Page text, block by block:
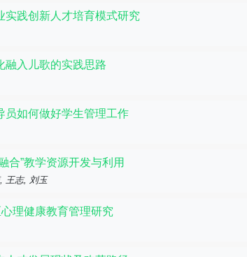
实践创新人才培育模式研究
融入儿歌的实践思路
员如何做好学生管理工作
合”教学资源开发与利用
王志, 刘玉
心理健康教育管理研究